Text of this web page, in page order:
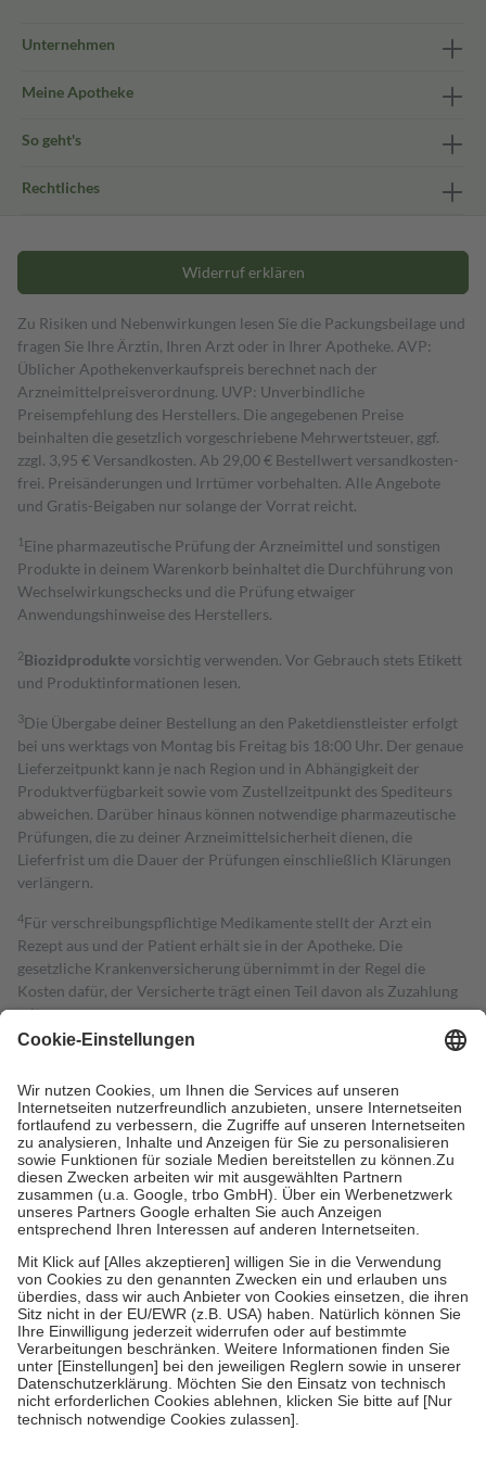
Unternehmen
Meine Apotheke
So geht's
Rechtliches
Widerruf erklären
Zu Risiken und Nebenwirkungen lesen Sie die Packungsbeilage und
fragen Sie Ihre Ärztin, Ihren Arzt oder in Ihrer Apotheke. AVP:
Üblicher Apothekenverkaufspreis berechnet nach der
Arzneimittelpreisverordnung. UVP: Unverbindliche
Preisempfehlung des Herstellers. Die angegebenen Preise
beinhalten die gesetzlich vorgeschriebene Mehrwertsteuer, ggf.
zzgl. 3,95 € Versandkosten. Ab 29,00 € Bestell­wert versand­kosten­
frei. Preisänderungen und Irrtümer vorbehalten. Alle Angebote
und Gratis-Beigaben nur solange der Vorrat reicht.
1 Eine pharmazeutische Prüfung der Arzneimittel und sonstigen
Produkte in deinem Warenkorb beinhaltet die Durchführung von
Wechselwirkungschecks und die Prüfung etwaiger
Anwendungshinweise des Herstellers.
2Biozidproduktevorsichtig verwenden. Vor Gebrauch stets Etikett
und Produktinformationen lesen.
3Die Übergabe deiner Bestellung an den Paketdienstleister erfolgt
bei uns werktags von Montag bis Freitag bis 18:00 Uhr. Der genaue
Lieferzeitpunkt kann je nach Region und in Abhängigkeit der
Produktverfügbarkeit sowie vom Zustellzeitpunkt des Spediteurs
abweichen. Darüber hinaus können notwendige pharmazeutische
Prüfungen, die zu deiner Arzneimittelsicherheit dienen, die
Lieferfrist um die Dauer der Prüfungen einschließlich Klärungen
verlängern.
4Für verschreibungspflichtige Medikamente stellt der Arzt ein
Rezept aus und der Patient erhält sie in der Apotheke. Die
gesetzliche Krankenversicherung übernimmt in der Regel die
Kosten dafür, der Versicherte trägt einen Teil davon als Zuzahlung
mit.
Grundsätzlich leisten Mitglieder Zuzahlungen in Höhe von zehn
höchstens zehn Euro.
Es sind jedoch nie mehr als die tatsächlichen
Kosten der Leistung zu entrichten.
Diese Regeln gelten grundsätzlich auch für Online-Apotheken.
Bei Heilmitteln und häuslicher Krankenpflege beträgt die
Zuzahlung zehn Prozent der Kosten sowie zehn Euro je
Verordnung.
Um das Engagement der Versicherten für ihre eigene Gesundheit zu
stärken und die besondere Stellung der Familie zu unterstützen,
fallenkeine Zuzahlungenan bei:
• Kindern und Jugendlichen bis zum vollendeten 18. Lebensjahr
mit Ausnahme der Fahrkosten
• Untersuchungen zur Vorsorge und Früherkennung, die von der
GKV getragen werden
• empfohlenen Schutzimpfungen
• Harn- und Blutteststreifen